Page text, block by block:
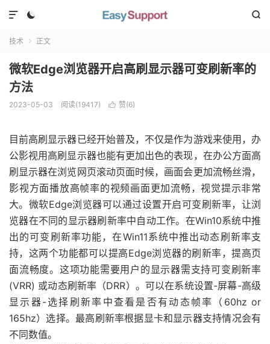
 

技术  正文
微软Edge浏览器开启高刷显示器可变刷新率的
方法
2023-05-03 阅读(19417)  赞(6)
目前高刷显示器已经开始普及，不仅是作为游戏来使用，办
公影视用高刷显示器也能有更加出色的表现，在办公方面高
刷显示器在浏览网页滚动页面时候，画面会更加流畅丝滑，
影视方面播放高帧率的视频画面更加流畅，视觉提示非常
大。微软Edge浏览器可以通过设置开启可变刷新率，让浏
览器在不同的显示器刷新率中自动工作。在Win10系统中推
出的可变刷新率功能，在Win11系统中推出动态刷新率支
持，这两个功能都可以提高Edge浏览器的刷新率，提高页
面流畅度。这项功能需要用户的显示器需支持可变刷新率
(VRR) 或动态刷新率（DRR）。可以在系统设置-屏幕-高级
显示器-选择刷新率中查看是否有动态帧率（60hz or
165hz）选择。最高刷新率根据显卡和显示器支持情况会有
不同数值。